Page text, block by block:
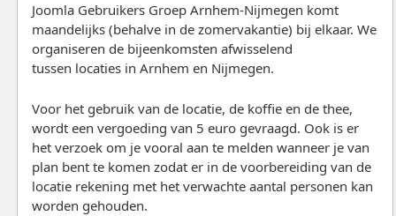
Joomla Gebruikers Groep Arnhem-Nijmegen komt
maandelijks (behalve in de zomervakantie) bij elkaar. We
organiseren de bijeenkomsten afwisselend
tussen locaties in Arnhem en Nijmegen.
Voor het gebruik van de locatie, de koffie en de thee,
wordt een vergoeding van 5 euro gevraagd. Ook is er
het verzoek om je vooral aan te melden wanneer je van
plan bent te komen zodat er in de voorbereiding van de
locatie rekening met het verwachte aantal personen kan
worden gehouden.